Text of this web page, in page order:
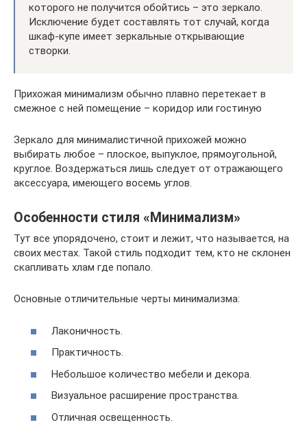
которого не получится обойтись – это зеркало.
Исключение будет составлять тот случай, когда
шкаф-купе имеет зеркальные открывающие
створки.
Прихожая минимализм обычно плавно перетекает в
смежное с ней помещение – коридор или гостиную
Зеркало для минималистичной прихожей можно
выбирать любое – плоское, выпуклое, прямоугольной,
круглое. Воздержаться лишь следует от отражающего
аксессуара, имеющего восемь углов.
Особенности стиля «Минимализм»
Тут все упорядочено, стоит и лежит, что называется, на
своих местах. Такой стиль подходит тем, кто не склонен
скапливать хлам где попало.
Основные отличительные черты минимализма:
Лаконичность.
Практичность.
Небольшое количество мебели и декора.
Визуальное расширение пространства.
Отличная освещенность.